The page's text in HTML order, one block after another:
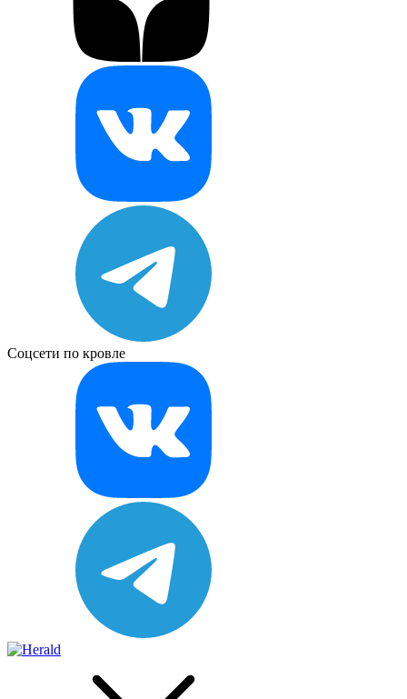
Соцсети по кровле